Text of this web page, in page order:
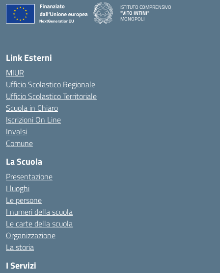
ISTITUTO COMPRENSIVO
"VITO INTINI"
MONOPOLI
Link Esterni
MIUR
Ufficio Scolastico Regionale
Ufficio Scolastico Territoriale
Scuola in Chiaro
Iscrizioni On Line
Invalsi
Comune
La Scuola
Presentazione
I luoghi
Le persone
I numeri della scuola
Le carte della scuola
Organizzazione
La storia
I Servizi